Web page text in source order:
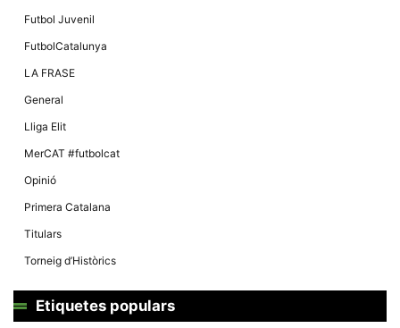
Futbol Juvenil
FutbolCatalunya
LA FRASE
General
Lliga Elit
MerCAT #futbolcat
Opinió
Primera Catalana
Titulars
Torneig d’Històrics
Etiquetes populars